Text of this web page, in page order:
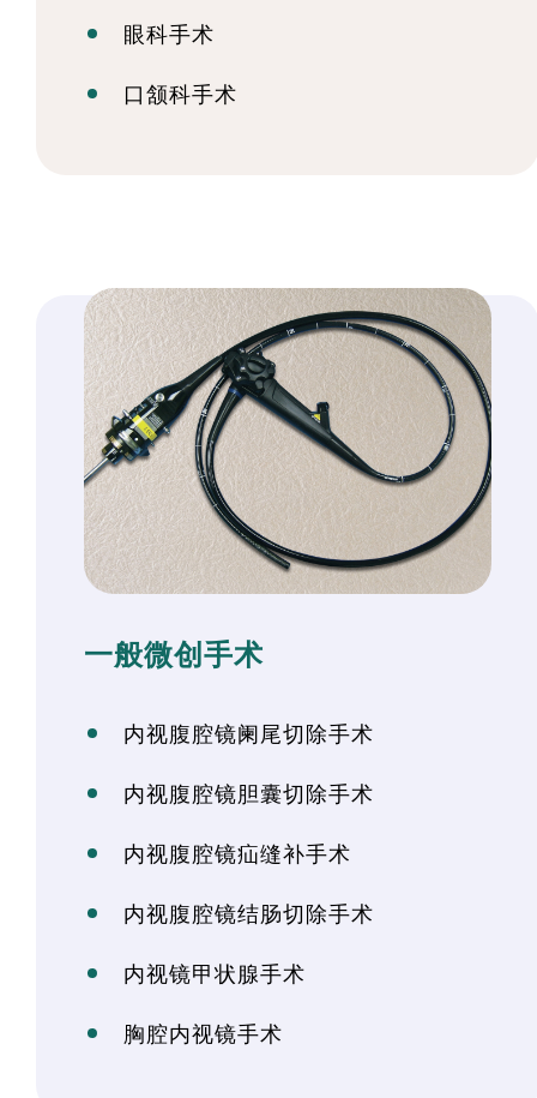
眼科手术
口颔科手术
一般微创手术
内视腹腔镜阑尾切除手术
内视腹腔镜胆囊切除手术
内视腹腔镜疝缝补手术
内视腹腔镜结肠切除手术
内视镜甲状腺手术
胸腔内视镜手术